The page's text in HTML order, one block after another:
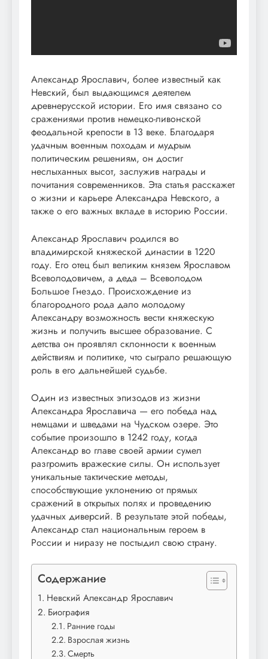
Александр Ярославич, более известный как
Невский, был выдающимся деятелем
древнерусской истории. Его имя связано со
сражениями против немецко-ливонской
феодальной крепости в 13 веке. Благодаря
удачным военным походам и мудрым
политическим решениям, он достиг
неслыханных высот, заслужив награды и
почитания современников. Эта статья расскажет
о жизни и карьере Александра Невского, а
также о его важных вкладе в историю России.
Александр Ярославич родился во
владимирской княжеской династии в 1220
году. Его отец был великим князем Ярославом
Всеволодовичем, а деда – Всеволодом
Большое Гнездо. Происхождение из
благородного рода дало молодому
Александру возможность вести княжескую
жизнь и получить высшее образование. С
детства он проявлял склонности к военным
действиям и политике, что сыграло решающую
роль в его дальнейшей судьбе.
Один из известных эпизодов из жизни
Александра Ярославича — его победа над
немцами и шведами на Чудском озере. Это
событие произошло в 1242 году, когда
Александр во главе своей армии сумел
разгромить вражеские силы. Он использует
уникальные тактические методы,
способствующие уклонению от прямых
сражений в открытых полях и проведению
удачных диверсий. В результате этой победы,
Александр стал национальным героем в
России и ниразу не постыдил свою страну.
Содержание
Невский Александр Ярославич
Биография
Ранние годы
Взрослая жизнь
Смерть